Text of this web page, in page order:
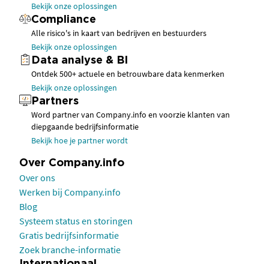
Bekijk onze oplossingen
Compliance
Alle risico's in kaart van bedrijven en bestuurders
Bekijk onze oplossingen
Data analyse & BI
Ontdek 500+ actuele en betrouwbare data kenmerken
Bekijk onze oplossingen
Partners
Word partner van Company.info en voorzie klanten van
diepgaande bedrijfsinformatie
Bekijk hoe je partner wordt
Over Company.info
Over ons
Werken bij Company.info
Blog
Systeem status en storingen
Gratis bedrijfsinformatie
Zoek branche-informatie